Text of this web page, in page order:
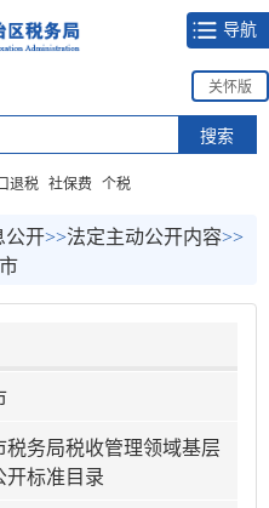
导航
关怀版
退税 社保费 个税
公开>>法定主动公开内容>>
税务局税收管理领域基层
开标准目录